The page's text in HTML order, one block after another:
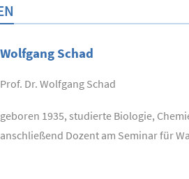
Wolfgang Schad
Prof. Dr. Wolfgang Schad
geboren 1935, studierte Biologie,
anschließend Dozent am Seminar für